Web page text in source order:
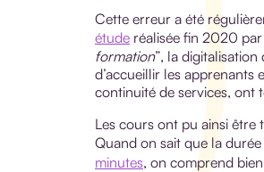
Cette erreur a été
étude réalisée fin 2020 par
formation”, la digitalisation
d’accueillir les apprenants
continuité de services, ont
Les cours ont pu ainsi être
Quand on sait que la
minutes, on comprend